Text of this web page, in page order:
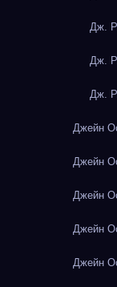
Дж.
Дж.
Дж.
Джейн
Джейн
Джейн
Джейн
Джейн